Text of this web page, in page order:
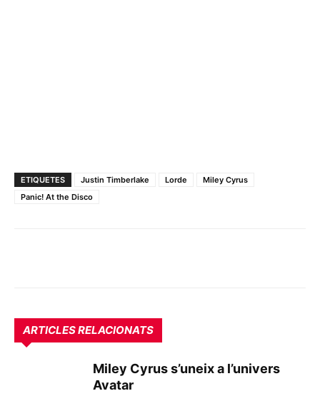
ETIQUETES Justin Timberlake Lorde
Miley Cyrus
Panic! At the Disco
ARTICLES RELACIONATS
Miley Cyrus s’uneix a l’univers
Avatar